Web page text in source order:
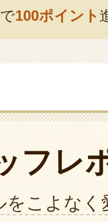
100ポイント
フレ
をこよな